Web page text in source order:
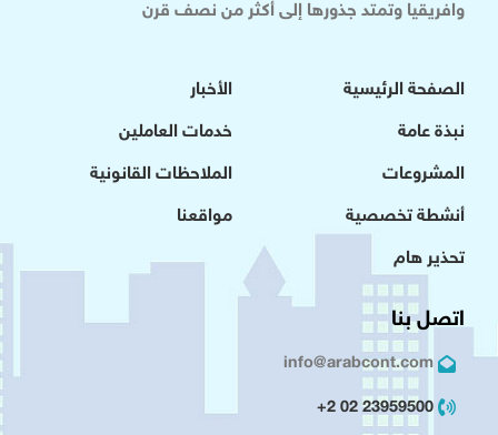
وافريقيا وتمتد جذورها إلى أكثر من نصف قرن
الصفحة الرئيسية
نبذة عامة
المشروعات
أنشطة تخصصية
تحذير هام
الأخبار
خدمات العاملين
الملاحظات القانونية
مواقعنا
اتصل بنا
info@arabcont.com
23959500 02 2+